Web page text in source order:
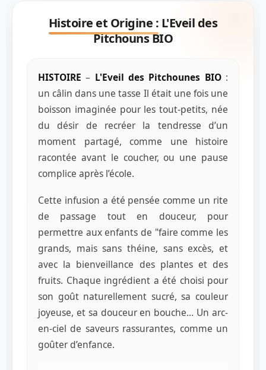
Histoire et Origine : L'Eveil des
Pitchouns BIO
HISTOIRE– L'Eveil des Pitchounes BIO :
un câlin dans une tasse Il était une fois une
boisson imaginée pour les tout-petits, née
du désir de recréer la tendresse d’un
moment partagé, comme une histoire
racontée avant le coucher, ou une pause
complice après l’école.
Cette infusion a été pensée comme un rite
de passage tout en douceur, pour
permettre aux enfants de "faire comme les
grands, mais sans théine, sans excès, et
avec la bienveillance des plantes et des
fruits. Chaque ingrédient a été choisi pour
son goût naturellement sucré, sa couleur
joyeuse, et sa douceur en bouche... Un arc-
en-ciel de saveurs rassurantes, comme un
goûter d’enfance.